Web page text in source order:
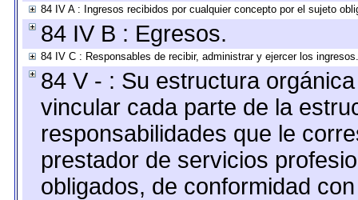
84 IV A : Ingresos recibidos por cualquier concepto por el sujeto
84 IV B : Egresos.
84 IV C : Responsables de recibir, administrar y ejercer los ingresos.
84 V - : Su estructura
vincular cada parte de la
responsabilidades que le
prestador de servicios
obligados, de conformidad